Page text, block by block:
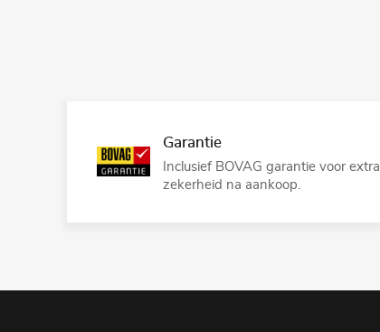
Garantie
Inclusief BOVAG garantie voor extra
zekerheid na aankoop.